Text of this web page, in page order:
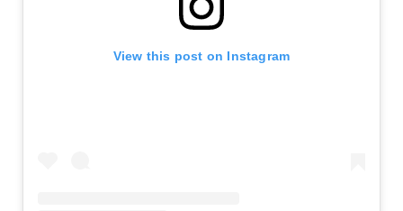
View this post on Instagram